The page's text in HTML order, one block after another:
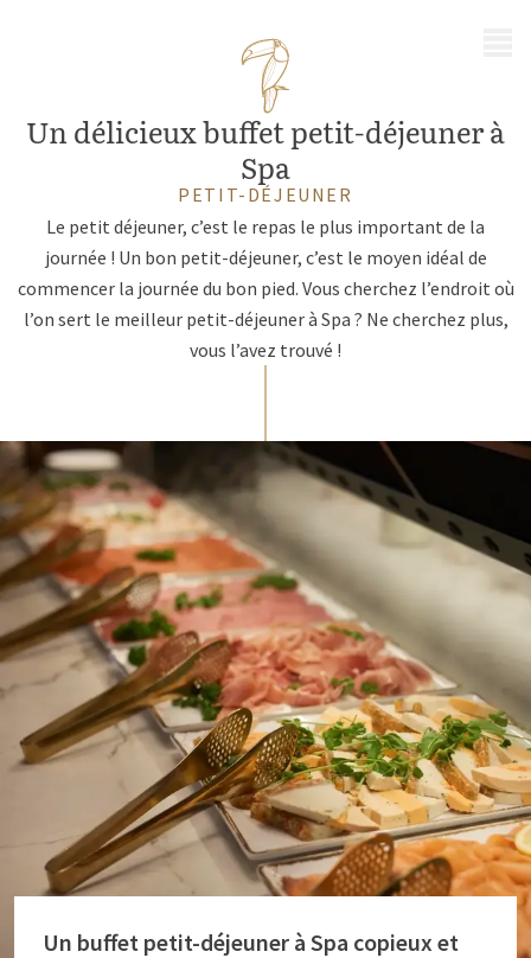
Un délicieux buffet petit-déjeuner à
Spa
PETIT-DÉJEUNER
Le petit déjeuner, c’est le repas le plus important de la
journée ! Un bon petit-déjeuner, c’est le moyen idéal de
commencer la journée du bon pied. Vous cherchez l’endroit où
l’on sert le meilleur petit-déjeuner à Spa ? Ne cherchez plus,
vous l’avez trouvé !
Un buffet petit-déjeuner à Spa copieux et